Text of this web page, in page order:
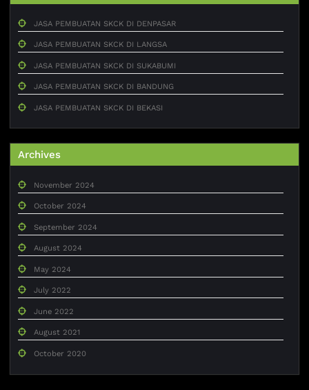
JASA PEMBUATAN SKCK DI DENPASAR
JASA PEMBUATAN SKCK DI LANGSA
JASA PEMBUATAN SKCK DI SUKABUMI
JASA PEMBUATAN SKCK DI BANDUNG
JASA PEMBUATAN SKCK DI BEKASI
Archives
November 2024
October 2024
September 2024
August 2024
May 2024
July 2022
June 2022
August 2021
October 2020